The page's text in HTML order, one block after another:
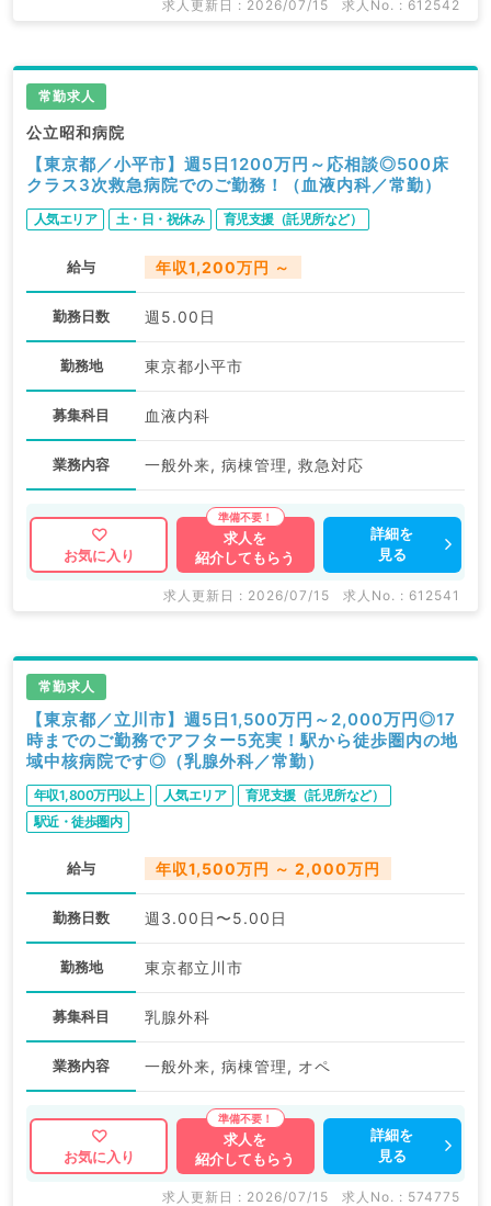
求人更新日 : 2026/07/15 求人No. : 612542
常勤求人
公立昭和病院
【東京都／小平市】週5日1200万円～応相談◎500床
クラス3次救急病院でのご勤務！（血液内科／常勤）
人気エリア 土・日・祝休み 育児支援（託児所など）
給与 年収1,200万円 ～
勤務日数 週5.00日
勤務地 東京都小平市
募集科目 血液内科
業務内容 一般外来, 病棟管理, 救急対応
お気に入り
求人を
紹介してもらう
詳細を
見る
求人更新日 : 2026/07/15 求人No. : 612541
常勤求人
【東京都／立川市】週5日1,500万円～2,000万円◎17
時までのご勤務でアフター5充実！駅から徒歩圏内の地
域中核病院です◎（乳腺外科／常勤）
年収1,800万円以上 人気エリア
育児支援（託児所など）
駅近・徒歩圏内
給与 年収1,500万円 ～ 2,000万円
勤務日数 週3.00日〜5.00日
勤務地 東京都立川市
募集科目 乳腺外科
業務内容 一般外来, 病棟管理, オペ
お気に入り
求人を
紹介してもらう
詳細を
見る
求人更新日 : 2026/07/15 求人No. : 574775